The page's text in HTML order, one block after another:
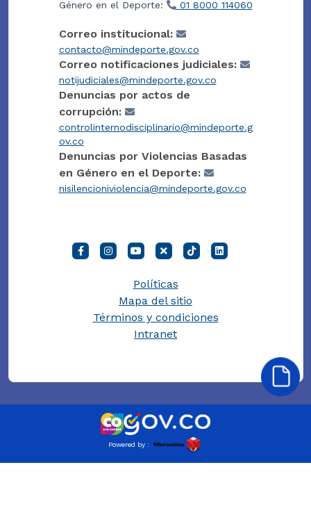
Género en el Deporte:
01 8000 114060
Correo institucional:
contacto@mindeporte.gov.co
Correo notificaciones judiciales:
notijudiciales@mindeporte.gov.co
Denuncias por actos de
corrupción:
controlinternodisciplinario@mindeporte.g
ov.co
Denuncias por Violencias Basadas
en Género en el Deporte:
nisilencioniviolencia@mindeporte.gov.co
Políticas
Mapa del sitio
Términos y condiciones
Intranet
Powered by :